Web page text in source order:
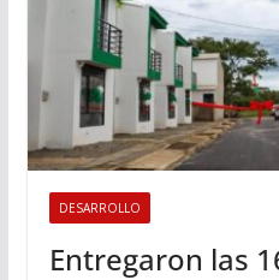
DESARROLLO
Entregaron las